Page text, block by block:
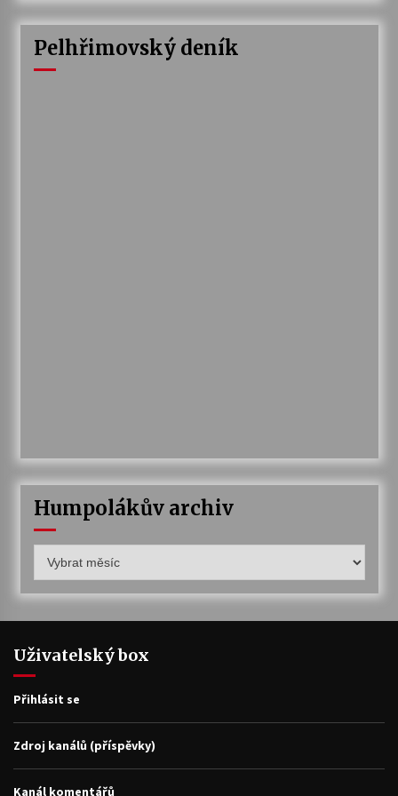
Pelhřimovský deník
Humpolákův archiv
archiv
Uživatelský box
Přihlásit se
Zdroj kanálů (příspěvky)
Kanál komentářů